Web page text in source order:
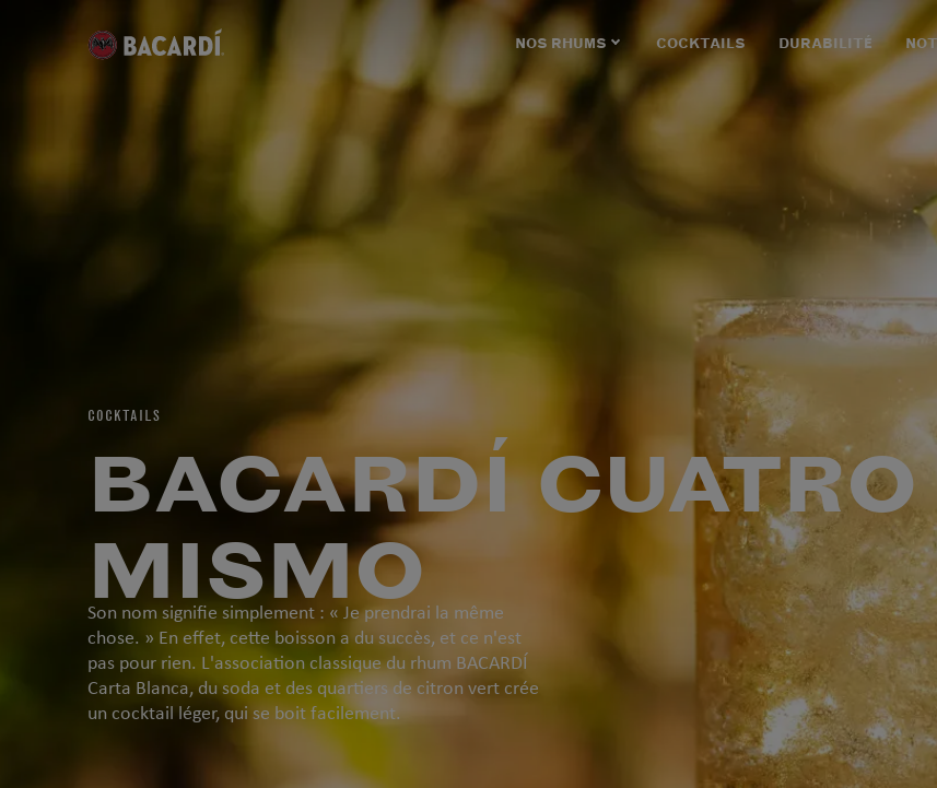
NOS RHUMS COCKTAILS DURABILITÉ
COCKTAILS
BACARDÍ CUATRO
MISMO
Son nom signifie simplement : « Je prendrai la même
chose. » En effet, cette boisson a du succès, et ce n'est
pas pour rien. L'association classique du rhum BACARDÍ
Carta Blanca, du soda et des quartiers de citron vert crée
un cocktail léger, qui se boit facilement.